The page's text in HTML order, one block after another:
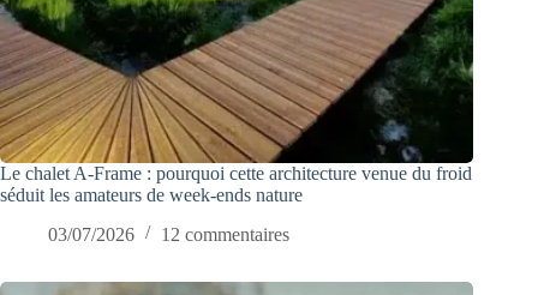
Le chalet A-Frame : pourquoi cette architecture venue du froid
séduit les amateurs de week-ends nature
03/07/2026
12 commentaires